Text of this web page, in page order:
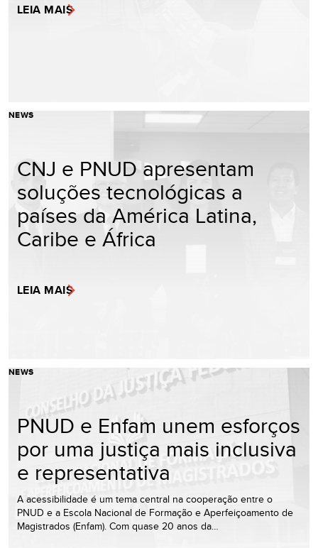
LEIA MAIS
NEWS
CNJ e PNUD apresentam
soluções tecnológicas a
países da América Latina,
Caribe e África
LEIA MAIS
NEWS
PNUD e Enfam unem esforços
por uma justiça mais inclusiva
e representativa
A acessibilidade é um tema central na cooperação entre o
PNUD e a Escola Nacional de Formação e Aperfeiçoamento de
Magistrados (Enfam). Com quase 20 anos da…